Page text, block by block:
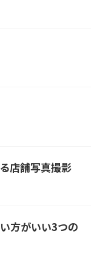
店舗写真撮影
方がいい3つの